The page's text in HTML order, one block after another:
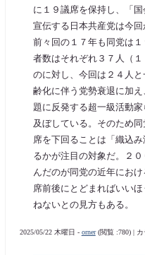
に１９議席を保持し、「
宣伝する日本共産党は今回
前々回の１７年も同党は
者数はそれぞれ３７人（
のに対し、今回は２４人
齢化に伴う党勢衰退に加
題に反発する超一級活動
及ぼしている。そのため
席を下回ることは「織込
るかが注目の対象だ。２
んだのが同党の近年にお
席前後にとどまればいい
ねないとの見方もある。
2025/05/22 木曜日 - orner(閲覧 :780) | カ